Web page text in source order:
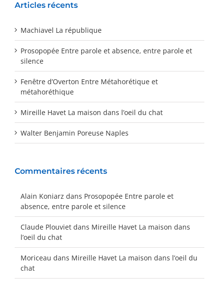
Articles récents
Machiavel La république
Prosopopée Entre parole et absence, entre parole et
silence
Fenêtre d’Overton Entre Métahorétique et
métahoréthique
Mireille Havet La maison dans l’oeil du chat
Walter Benjamin Poreuse Naples
Commentaires récents
Alain Koniarz dans Prosopopée Entre parole et
absence, entre parole et silence
Claude Plouviet dans Mireille Havet La maison dans
l’oeil du chat
Moriceau dans Mireille Havet La maison dans l’oeil du
chat